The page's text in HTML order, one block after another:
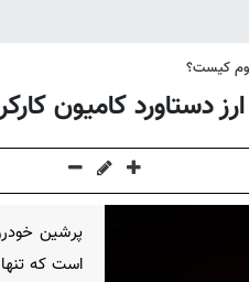
کیست؟
دستاورد کامیون
پرشین
است که